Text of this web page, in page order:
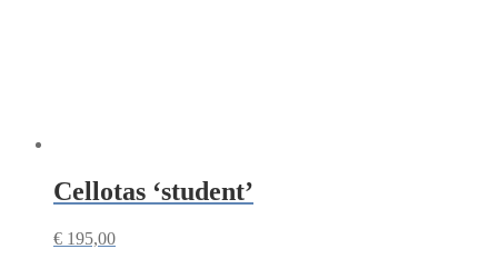
Cellotas ‘student’
€ 195,00